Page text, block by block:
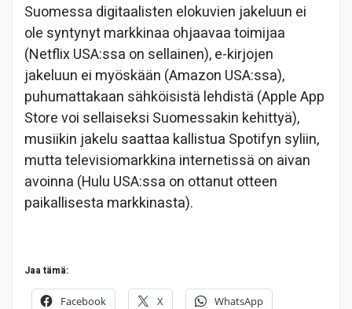
Suomessa digitaalisten elokuvien jakeluun ei
ole syntynyt markkinaa ohjaavaa toimijaa
(Netflix USA:ssa on sellainen), e-kirjojen
jakeluun ei myöskään (Amazon USA:ssa),
puhumattakaan sähköisistä lehdistä (Apple App
Store voi sellaiseksi Suomessakin kehittyä),
musiikin jakelu saattaa kallistua Spotifyn syliin,
mutta televisiomarkkina internetissä on aivan
avoinna (Hulu USA:ssa on ottanut otteen
paikallisesta markkinasta).
Jaa tämä:
Facebook X WhatsApp